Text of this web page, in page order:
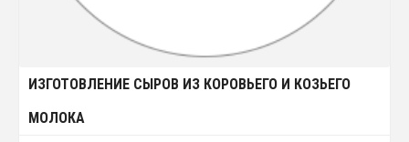
ИЗГОТОВЛЕНИЕ СЫРОВ ИЗ КОРОВЬЕГО И КОЗЬЕГО
МОЛОКА